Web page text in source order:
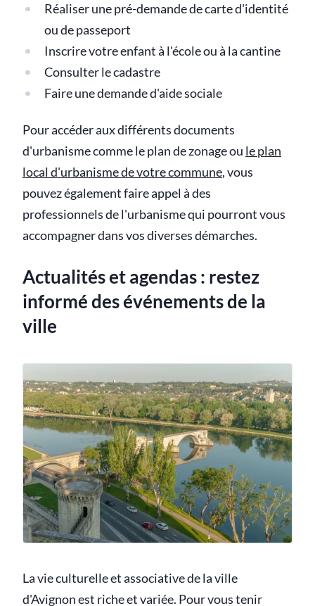
Réaliser une pré-demande de carte d'identité
ou de passeport
Inscrire votre enfant à l'école ou à la cantine
Consulter le cadastre
Faire une demande d'aide sociale
Pour accéder aux différents documents
d'urbanisme comme le plan de zonage ou le plan
local d'urbanisme de votre commune, vous
pouvez également faire appel à des
professionnels de l'urbanisme qui pourront vous
accompagner dans vos diverses démarches.
Actualités et agendas : restez
informé des événements de la
ville
La vie culturelle et associative de la ville
d'Avignon est riche et variée. Pour vous tenir